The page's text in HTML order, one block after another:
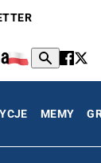
MEMY